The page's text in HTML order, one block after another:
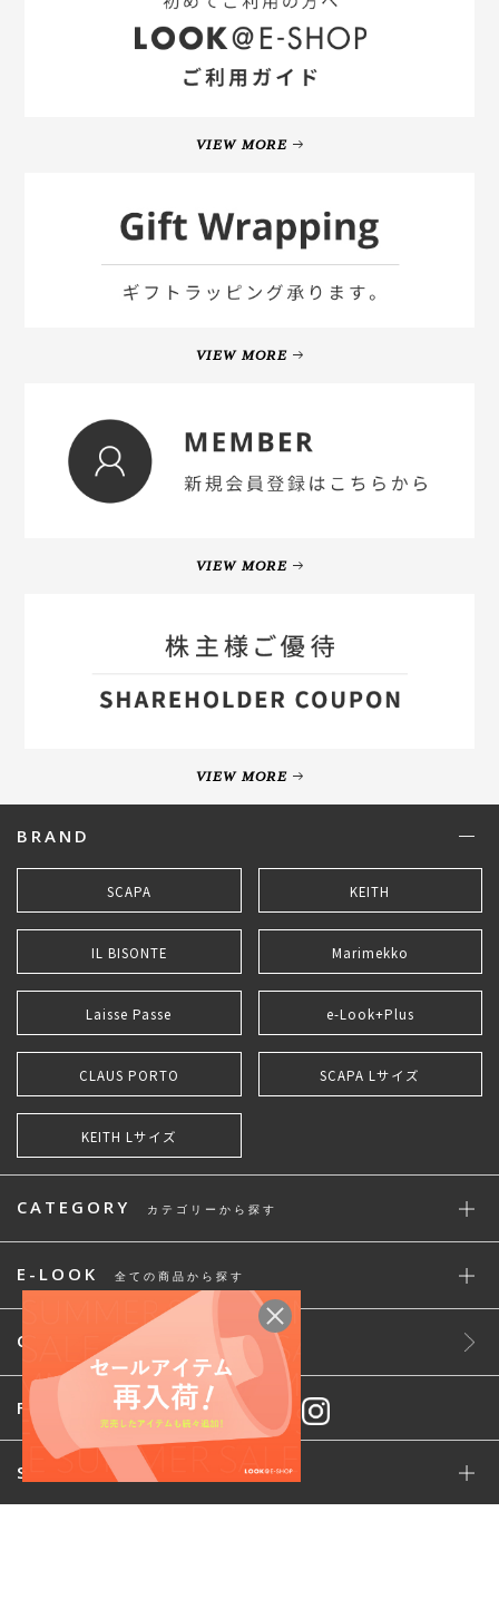
VIEW MORE
VIEW MORE
VIEW MORE
VIEW MORE
BRAND
SCAPA KEITH
IL BISONTE Marimekko
Laisse Passe e-Look+Plus
CLAUS PORTO SCAPA Lサイズ
KEITH Lサイズ
CATEGORY カテゴリーから探す
E-LOOK 全ての商品から探す
CONTACT US お問い合わせ
FOLLOW
STAFF SNAP